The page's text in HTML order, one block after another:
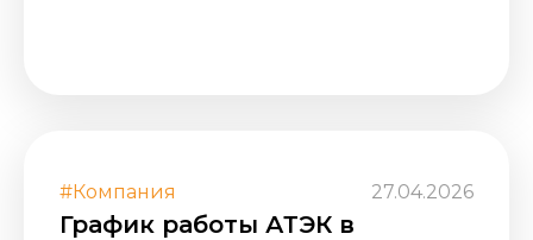
#Компания 27.04.2026
График работы АТЭК в